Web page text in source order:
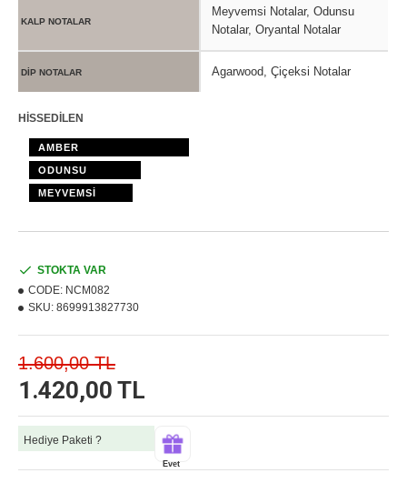
KALP NOTALAR
Meyvemsi Notalar, Odunsu
Notalar, Oryantal Notalar
DİP NOTALAR Agarwood, Çiçeksi Notalar
HİSSEDİLEN
AMBER
ODUNSU
MEYVEMSİ
1.420,00 TL
1.600,00 TL
STOKTA VAR
CODE: NCM082
SKU: 8699913827730
Hediye Paketi ?
Evet